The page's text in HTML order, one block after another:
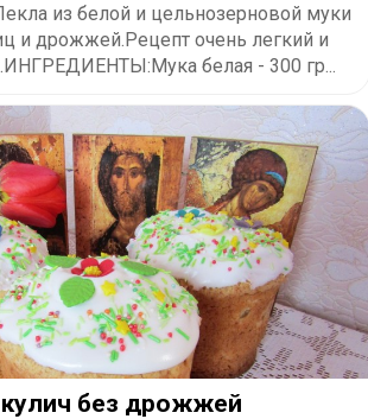
из белой и цельнозерновой муки
и дрожжей.Рецепт очень легкий и
белая - 300 гр...
без дрожжей